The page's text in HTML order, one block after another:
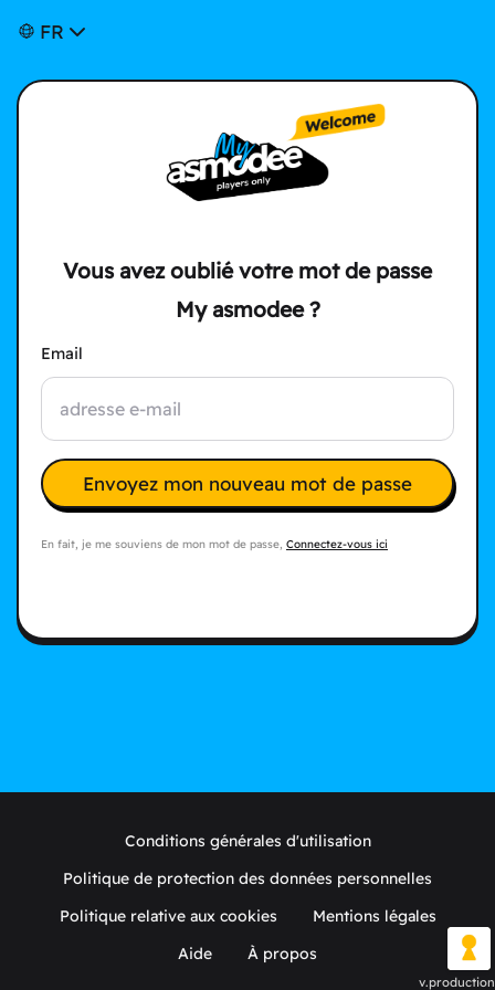
FR
Vous avez oublié votre mot de passe
My asmodee ?
Email
Envoyez mon nouveau mot de passe
En fait, je me souviens de mon mot de passe, Connectez-vous ici
Conditions générales d'utilisation
Politique de protection des données personnelles
Politique relative aux cookies
Mentions légales
Aide
À propos
v.production